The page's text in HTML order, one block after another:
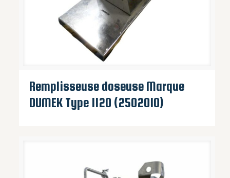
Remplisseuse doseuse Marque
DUMEK Type 1120 (2502010)